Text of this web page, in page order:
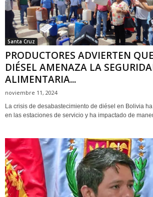
Santa Cruz
PRODUCTORES ADVIERTEN
DIÉSEL AMENAZA LA
ALIMENTARIA...
noviembre 11, 2024
La crisis de desabastecimiento de diésel en Bolivia
en las estaciones de servicio y ha impactado de